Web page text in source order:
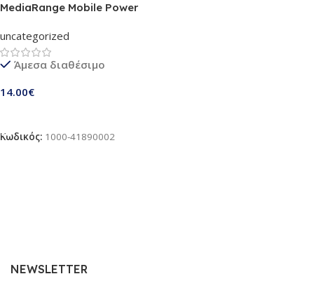
MediaRange Mobile Power
torch
uncategorized
Άμεσα διαθέσιμο
14.00€
Κωδικός: 1000-41890002
NEWSLETTER